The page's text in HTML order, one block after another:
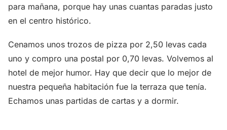
para mañana, porque hay unas cuantas paradas justo
en el centro histórico.
Cenamos unos trozos de pizza por 2,50 levas cada
uno y compro una postal por 0,70 levas. Volvemos al
hotel de mejor humor. Hay que decir que lo mejor de
nuestra pequeña habitación fue la terraza que tenía.
Echamos unas partidas de cartas y a dormir.